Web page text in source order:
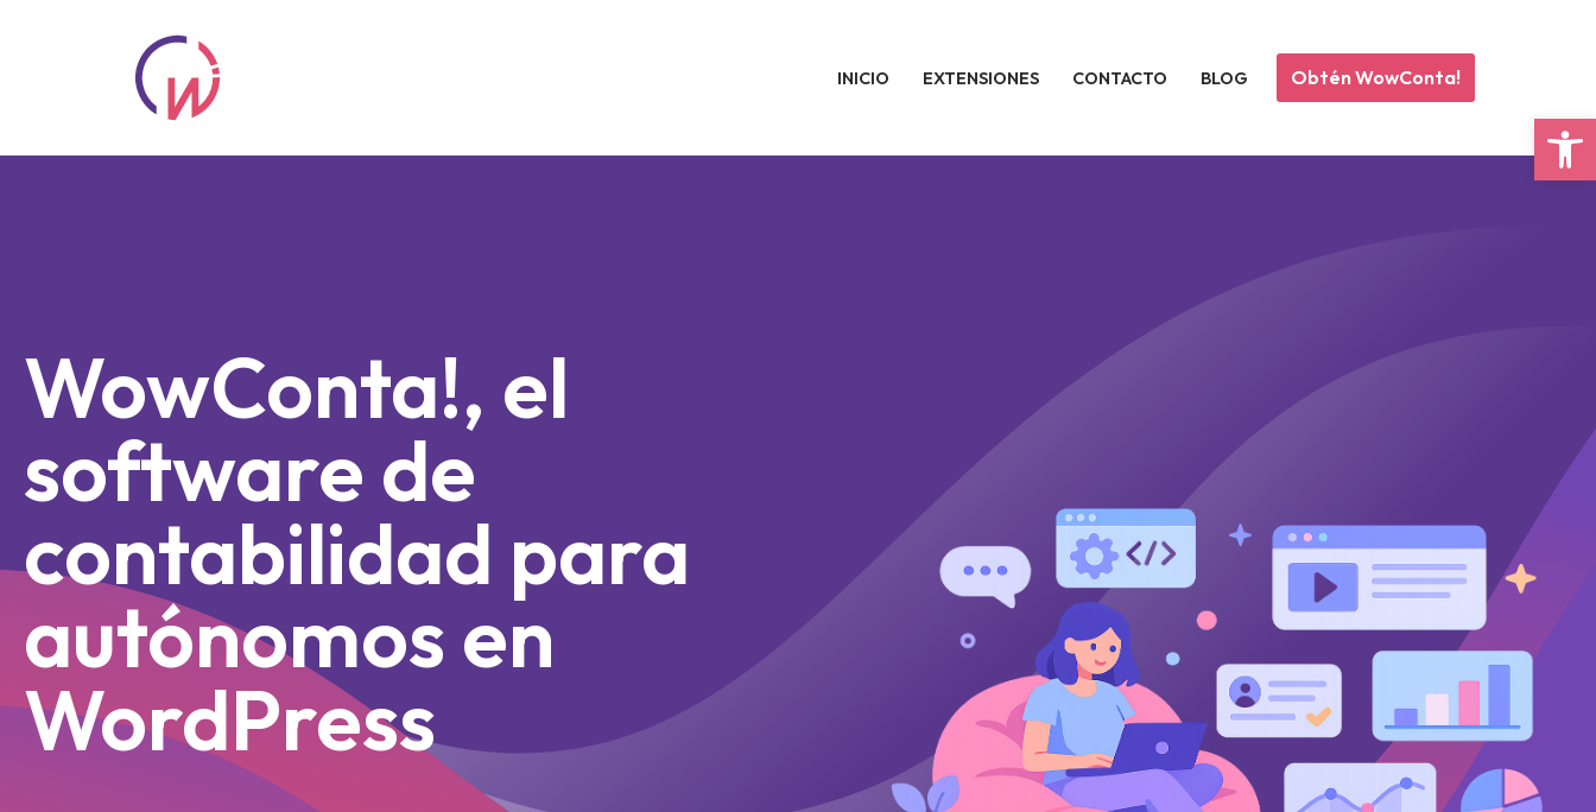
Abrir
INICIO EXTENSIONES CONTACTO BLOG Obtén WowConta!
WowConta!, el
software de
contabilidad para
autónomos en
WordPress